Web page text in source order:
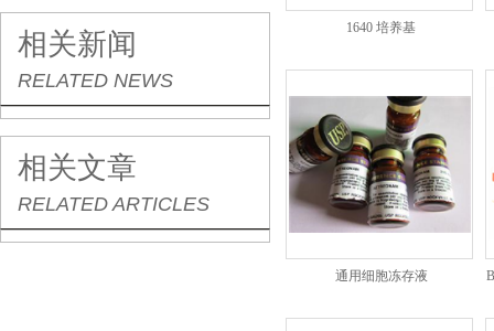
相关新闻
RELATED NEWS
相关文章
RELATED ARTICLES
1640 培养基
通用细胞冻存液